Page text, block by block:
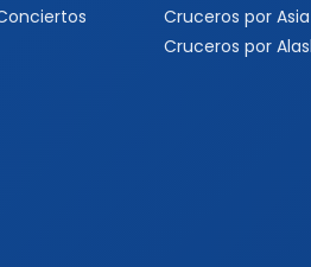
Cruceros por Asia
Cruceros por